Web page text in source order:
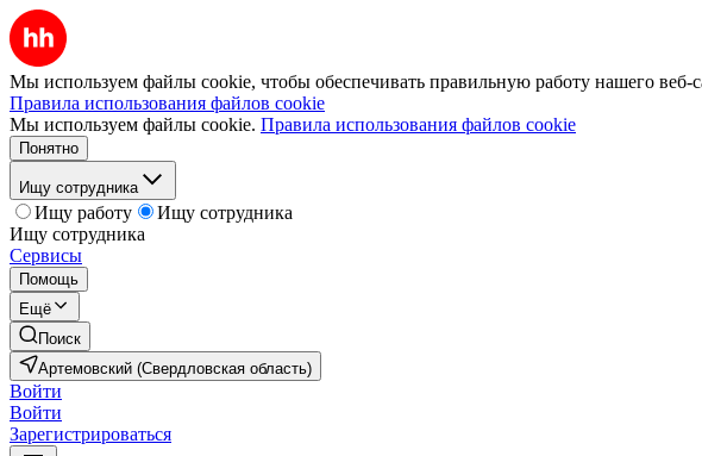
Мы используем файлы cookie, чтобы обеспечивать правильную работу нашего веб-
Правила использования файлов cookie
Мы используем файлы cookie. Правила использования файлов cookie
Понятно
Ищу сотрудника
Ищу работу
Ищу сотрудника
Ищу сотрудника
Сервисы
Помощь
Ещё
Поиск
Артемовский (Свердловская область)
Войти
Войти
Зарегистрироваться